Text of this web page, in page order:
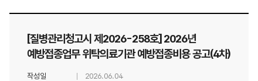
[질병관리청고시 제2026-258호] 2026년
예방접종업무 위탁의료기관 예방접종비용 공고(4차)
작성일
2026.06.04